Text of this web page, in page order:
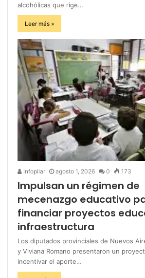
alcohólicas que rige…
Leer más »
infopilar agosto 1, 2026 0 173
Impulsan un régimen de
mecenazgo educativo
financiar proyectos
infraestructura
Los diputados provinciales de Nuevos
y Viviana Romano presentaron un
incentivar el aporte…